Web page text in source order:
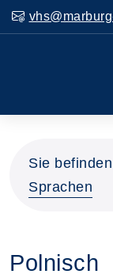
Sie
Sprachen
Polnisch